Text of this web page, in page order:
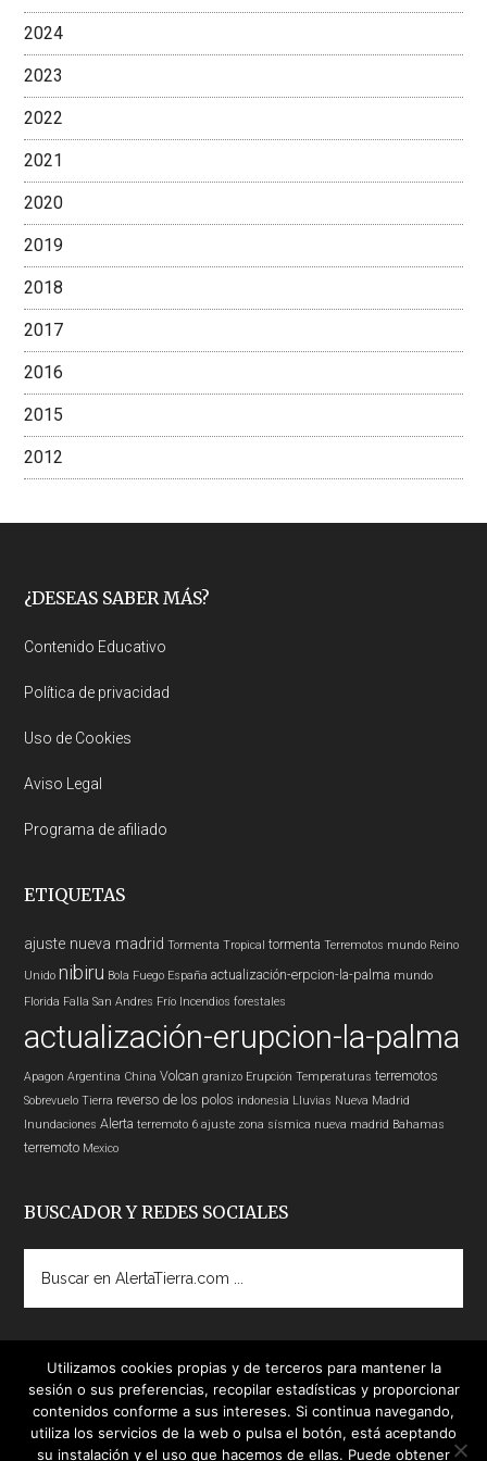
2024
2023
2022
2021
2020
2019
2018
2017
2016
2015
2012
Footer
¿DESEAS SABER MÁS?
Contenido Educativo
Política de privacidad
Uso de Cookies
Aviso Legal
Programa de afiliado
ETIQUETAS
ajuste nueva madrid Tormenta Tropical tormenta Terremotos mundo Reino
Unido nibiru Bola Fuego España actualización-erpcion-la-palma mundo
Florida Falla San Andres Frío Incendios forestales
actualización-erupcion-la-palma
Apagon Argentina China Volcan granizo Erupción Temperaturas terremotos
Sobrevuelo Tierra reverso de los polos indonesia Lluvias Nueva Madrid
Inundaciones Alerta terremoto 6 ajuste zona sísmica nueva madrid Bahamas
terremoto Mexico
BUSCADOR Y REDES SOCIALES
AlertaTierra.com
Utilizamos cookies propias y de terceros para mantener la
sesión o sus preferencias, recopilar estadísticas y proporcionar
contenidos conforme a sus intereses. Si continua navegando,
utiliza los servicios de la web o pulsa el botón, está aceptando
su instalación y el uso que hacemos de ellas. Puede obtener